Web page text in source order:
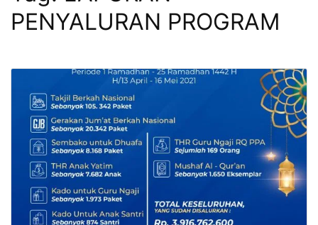
PENYALURAN PROGRAM